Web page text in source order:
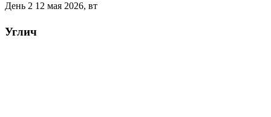
День 2 12 мая 2026, вт
Углич